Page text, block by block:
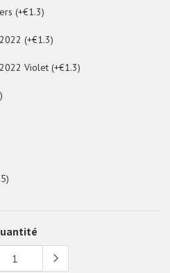
(+€1.3)
(+€1.3)
Violet (+€1.3)